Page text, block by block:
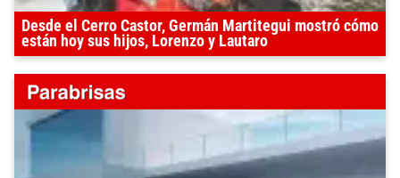
Desde el Cerro Castor, Germán Martitegui mostró cómo
están hoy sus hijos, Lorenzo y Lautaro